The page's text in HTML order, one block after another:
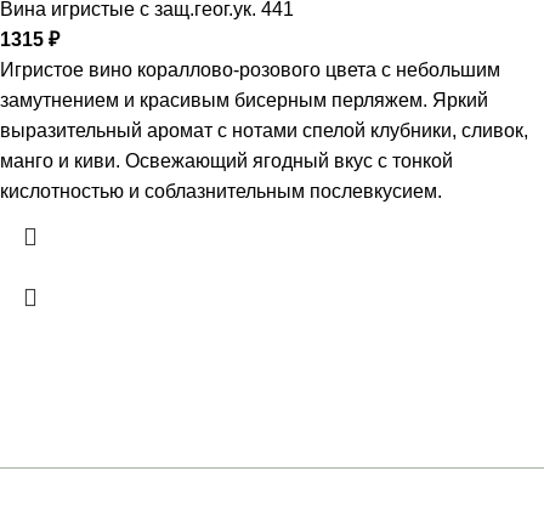
Вина игристые с защ.геог.ук. 441
1315 ₽
Игристое вино кораллово-розового цвета с небольшим
замутнением и красивым бисерным перляжем. Яркий
выразительный аромат с нотами спелой клубники, сливок,
манго и киви. Освежающий ягодный вкус с тонкой
кислотностью и соблазнительным послевкусием.